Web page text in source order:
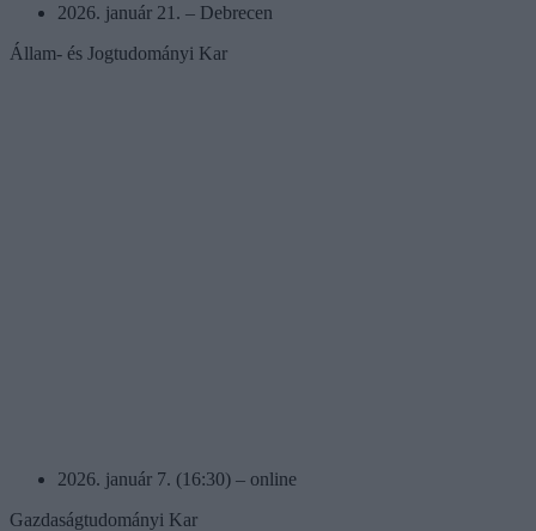
2026. január 21. – Debrecen
Állam- és Jogtudományi Kar
2026. január 7. (16:30) – online
Gazdaságtudományi Kar